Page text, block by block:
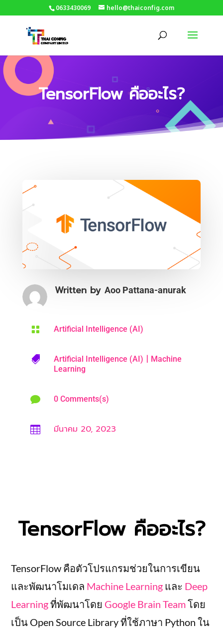
0633430069 hello@thaiconfig.com
TensorFlow คืออะไร?
Written by Aoo Pattana-anurak
 Artificial Intelligence (AI)
 Artificial Intelligence (AI) | Machine
Learning
 0 Comments(s)
 มีนาคม 20, 2023
TensorFlow คืออะไร?
TensorFlow คือตัวโปรแกรมช่วยในการเขียน
และพัฒนาโมเดล Machine Learning และ Deep
Learningที่พัฒนาโดย Google Brain Teamโดย
เป็น Open Source Library ที่ใช้ภาษา Python ใน